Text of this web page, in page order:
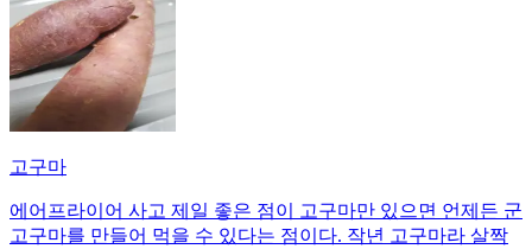
고구마
에어프라이어 사고 제일 좋은 점이 고구마만 있으면 언제든 군
고구마를 만들어 먹을 수 있다는 점이다. 작년 고구마라 살짝